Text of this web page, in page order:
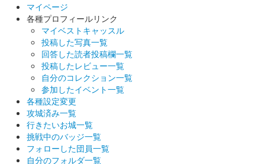
マイページ
各種プロフィールリンク
マイベストキャッスル
投稿した写真一覧
回答した読者投稿欄一覧
投稿したレビュー一覧
自分のコレクション一覧
参加したイベント一覧
各種設定変更
攻城済み一覧
行きたいお城一覧
挑戦中のバッジ一覧
フォローした団員一覧
自分のフォルダ一覧